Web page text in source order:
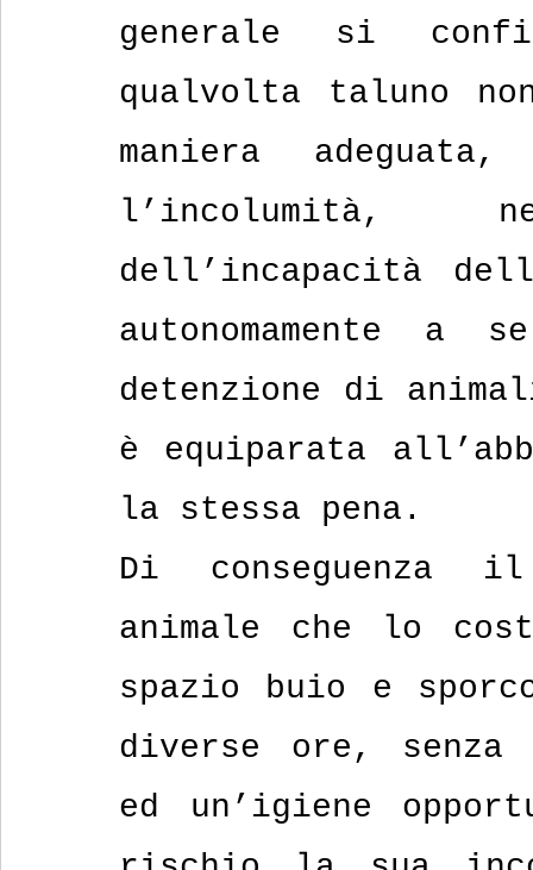
generale si
qualvolta taluno
maniera
l’incolumità,
dell’incapacità
autonomamente a
detenzione di
è equiparata
la stessa pena.
Di
animale che lo
spazio buio e
diverse ore, senza
ed un’igiene